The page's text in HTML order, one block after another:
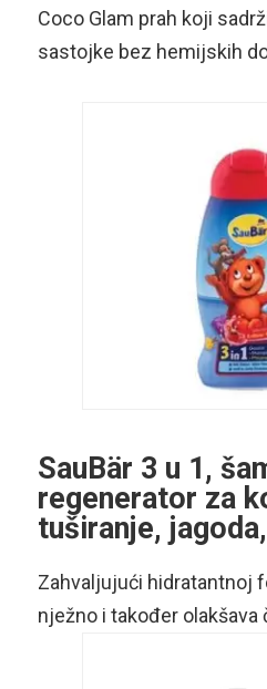
Coco Glam prah koji
sastojke bez hemijskih
SauBär 3 u 1,
regenerator za
tuširanje,
Zahvaljujući hidratantnoj
nježno i također olakšava